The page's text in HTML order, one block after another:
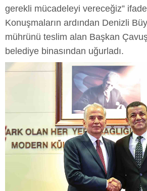
gerekli mücadeleyi vereceğiz”
Konuşmaların ardından Denizli
mührünü teslim alan Başkan
belediye binasından uğurladı.